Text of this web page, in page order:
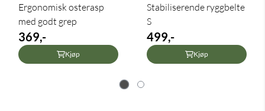
Ergonomisk osterasp
med godt grep
369,-
Kjøp
Stabiliserende ryggbelte
S
499,-
Kjøp